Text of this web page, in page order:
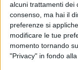
alcuni trattamenti dei
consenso, ma hai il
preferenze si
modificare le tue
momento tornando
"Privacy" in fondo